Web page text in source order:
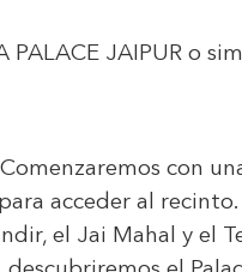
PALACE JAIPUR o
con
acceder al
el Jai Mahal y el